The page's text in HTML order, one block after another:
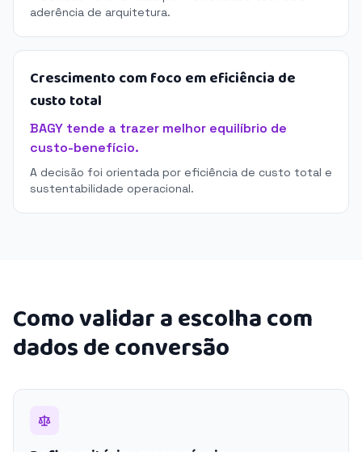
aderência de arquitetura.
Crescimento com foco em eficiência de
custo total
BAGY tende a trazer melhor equilíbrio de
custo-benefício.
A decisão foi orientada por eficiência de custo total e
sustentabilidade operacional.
Como validar a escolha com
dados de conversão